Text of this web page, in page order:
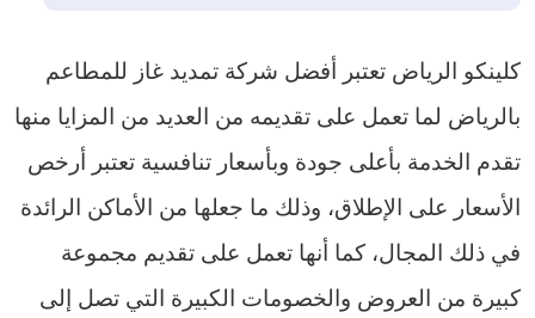
كلينكو الرياض تعتبر أفضل شركة تمديد غاز للمطاعم
بالرياض لما تعمل على تقديمه من العديد من المزايا منها
تقدم الخدمة بأعلى جودة وبأسعار تنافسية تعتبر أرخص
الأسعار على الإطلاق، وذلك ما جعلها من الأماكن الرائدة
في ذلك المجال، كما أنها تعمل على تقديم مجموعة
كبيرة من العروض والخصومات الكبيرة التي تصل إلى